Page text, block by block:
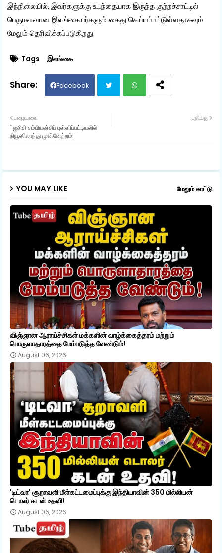
இந்நிலையில், இவர்களுக்கு உடந்தையாக இருந்த குற்றச்சாட்டில்
பெருமளவான இலங்கையர்களும் கைது செய்யப்பட்டுள்ளதாகவும்
மேலும் தெரிவிக்கப்படுகிறது.
Tags இலங்கை
Facebook
p
புதியது
பழையவை
` ஐசிசி சம்பியன்சிப் புள்ளிப்பட்டியலில்
நியூஸிலாந்து முன்னேற்றம்!
YOU MAY LIKE மேலும் காட்டு
விஞ்ஞான ஆராய்ச்சிகள் மக்களின் வாழ்க்கைத்தரம் மற்றும்
பொருளாதாரத்தை மேம்படுத்த வேண்டும்!
August 06, 2026
'டிட்வா' சூறாவளி மீள்கட்டமைப்புக்கு இந்தியாவின் 350 மில்லியன்
டொலர் கடன் உதவி!
August 06, 2026